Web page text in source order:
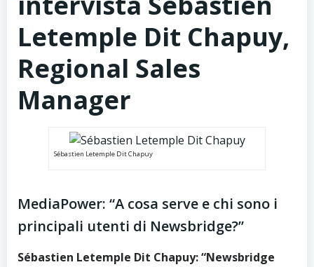
Letemple Dit Chapuy,
Regional Sales
Manager
Sébastien Letemple Dit Chapuy
MediaPower: “A cosa serve e chi sono i
principali utenti di Newsbridge?”
Sébastien Letemple Dit Chapuy: “Newsbridge